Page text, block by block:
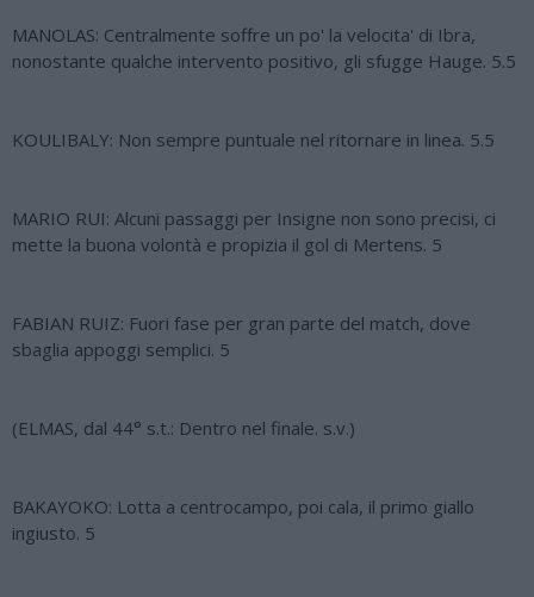
MANOLAS: Centralmente soffre un po' la velocita' di Ibra,
nonostante qualche intervento positivo, gli sfugge Hauge. 5.5
KOULIBALY: Non sempre puntuale nel ritornare in linea. 5.5
MARIO RUI: Alcuni passaggi per Insigne non sono precisi, ci
mette la buona volontà e propizia il gol di Mertens. 5
FABIAN RUIZ: Fuori fase per gran parte del match, dove
sbaglia appoggi semplici. 5
(ELMAS, dal 44° s.t.: Dentro nel finale. s.v.)
BAKAYOKO: Lotta a centrocampo, poi cala, il primo giallo
ingiusto. 5